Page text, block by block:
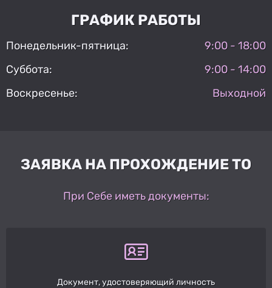
ГРАФИК РАБОТЫ
Понедельник-пятница:
9:00 - 18:00
Суббота:
9:00 - 14:00
Воскресенье:
Выходной
ЗАЯВКА НА ПРОХОЖДЕНИЕ ТО
При Себе иметь документы:
Документ, удостоверяющий личность